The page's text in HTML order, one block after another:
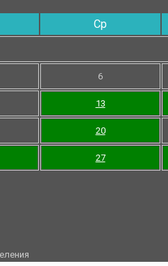
Ср
6
13
20
27